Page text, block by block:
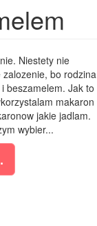
Niestety nie
bo rodzina
beszamelem. Jak to
makaron
jakie jadlam.
wybier...